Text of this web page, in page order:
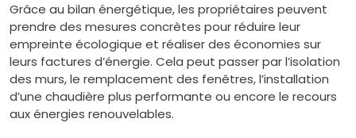
Grâce au bilan énergétique, les propriétaires peuvent
prendre des mesures concrètes pour réduire leur
empreinte écologique et réaliser des économies sur
leurs factures d’énergie. Cela peut passer par l’isolation
des murs, le remplacement des fenêtres, l’installation
d’une chaudière plus performante ou encore le recours
aux énergies renouvelables.